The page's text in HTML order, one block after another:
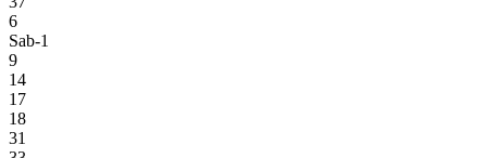
6
Sab-1
9
14
17
18
31